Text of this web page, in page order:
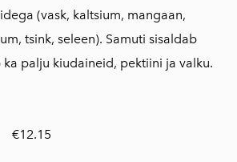
(vask, kaltsium, mangaan,
tsink, seleen). Samuti sisaldab
palju kiudaineid, pektiini ja valku.
€12.15